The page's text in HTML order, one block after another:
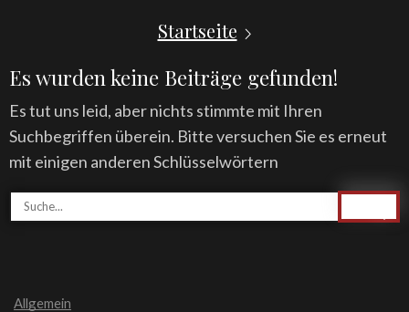
Startseite
Es wurden keine Beiträge gefunden!
Es tut uns leid, aber nichts stimmte mit Ihren
Suchbegriffen überein. Bitte versuchen Sie es erneut
mit einigen anderen Schlüsselwörtern
Allgemein